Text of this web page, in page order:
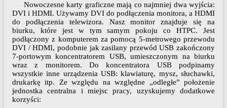
Nowoczesne karty graficzne mają co najmniej dwa wyjścia:
DVI i HDMI. Używamy DVI do podłączenia monitora, a HDMI
do podłączenia telewizora. Nasz monitor znajduje się na
biurku, które jest w tym samym pokoju co HTPC. Jest
podłączony z komputerem za pomocą 5-metrowego przewodu
DVI / HDMI, podobnie jak zasilany przewód USB zakończony
7-portowym koncentratorem USB, umieszczonym na biurku
wraz z monitorem. Do koncentratora USB podpinamy
wszystkie inne urządzenia USB: klawiaturę, mysz, słuchawki,
drukarkę itp. Ze względu na względne „odległe” położenie
jednostka centralna i miejsc pracy, uzyskujemy dodatkowe
korzyści: